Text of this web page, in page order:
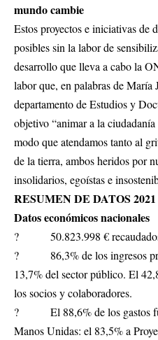
mundo cambie
Estos proyectos e iniciativas de
posibles sin la labor de
desarrollo que lleva a cabo la
labor que, en palabras de María
departamento de Estudios y
objetivo “animar a la
modo que atendamos tanto al
de la tierra, ambos heridos por
insolidarios, egoístas e
RESUMEN DE DATOS 2021
Datos económicos nacionales
? 50.823.998 € recaudados
? 86,3% de los ingresos
13,7% del sector público. El
los socios y colaboradores.
? El 88,6% de los gastos
Manos Unidas: el 83,5% a